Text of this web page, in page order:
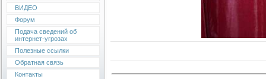
ВИДЕО
Форум
Подача сведений об
интернет-угрозах
Полезные ссылки
Обратная связь
Контакты